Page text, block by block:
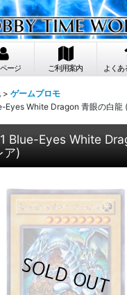
ージ ご利用案内 よくあ
> ゲームプロモ
Eyes White Dragon 青眼の白龍
Blue-Eyes White
ア)